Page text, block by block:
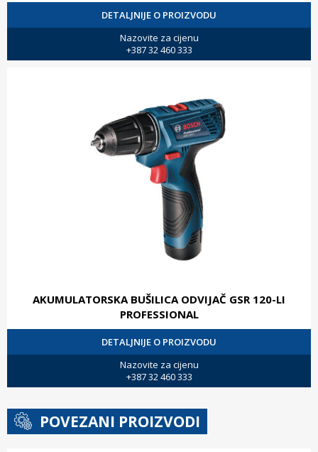
DETALJNIJE O PROIZVODU
Nazovite za cijenu
+387 32 460 333
AKUMULATORSKA BUŠILICA ODVIJAČ GSR 120-LI
PROFESSIONAL
DETALJNIJE O PROIZVODU
Nazovite za cijenu
+387 32 460 333
POVEZANI PROIZVODI